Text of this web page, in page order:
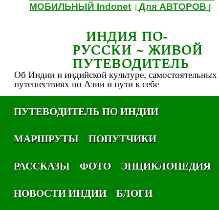
МОБИЛЬНЫЙ Indonet |Для АВТОРОВ
ИНДИЯ ПО-
РУССКИ ~ ЖИВОЙ
ПУТЕВОДИТЕЛЬ
Об Индии и индийской культуре, самостоятельных
путешествиях по Азии и пути к себе
ПУТЕВОДИТЕЛЬ ПО ИНДИИ
МАРШРУТЫ
ПОПУТЧИКИ
РАССКАЗЫ
ФОТО
ЭНЦИКЛОПЕДИЯ
НОВОСТИ ИНДИИ
БЛОГИ